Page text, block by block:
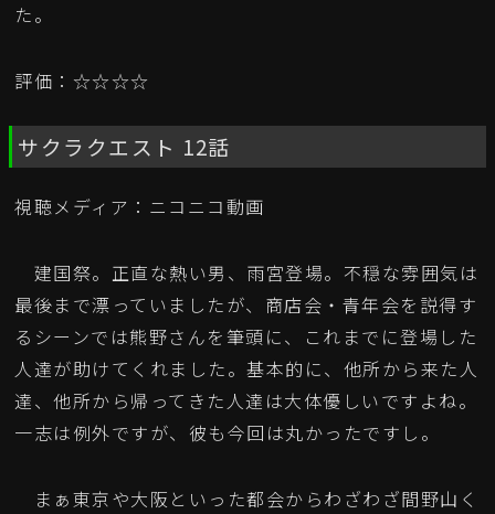
た。
評価：☆☆☆☆
サクラクエスト 12話
視聴メディア：ニコニコ動画
建国祭。正直な熱い男、雨宮登場。不穏な雰囲気は
最後まで漂っていましたが、商店会・青年会を説得す
るシーンでは熊野さんを筆頭に、これまでに登場した
人達が助けてくれました。基本的に、他所から来た人
達、他所から帰ってきた人達は大体優しいですよね。
一志は例外ですが、彼も今回は丸かったですし。
まぁ東京や大阪といった都会からわざわざ間野山く